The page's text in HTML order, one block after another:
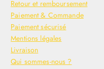
Retour et remboursement
Paiement & Commande
Paiement sécurisé
Mentions légales
Livraison
Qui sommes-nous ?